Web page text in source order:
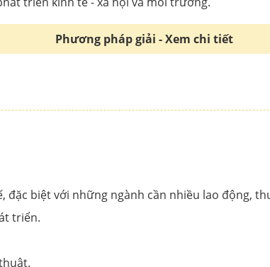
Phương pháp giải - Xem chi tiết
đặc biệt với những ngành cần nhiều lao động,
triển.